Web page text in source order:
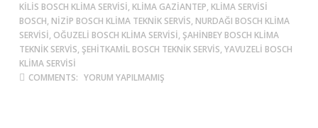
KILIS BOSCH KLIMA SERVISI, KLIMA GAZIANTEP, KLIMA SERVISI
BOSCH, NIZIP BOSCH KLIMA TEKNIK SERVIS, NURDAĞI BOSCH KLIMA
SERVISI, OĞUZELI BOSCH KLIMA SERVISI, ŞAHINBEY BOSCH KLIMA
TEKNIK SERVIS, ŞEHITKAMIL BOSCH TEKNIK SERVIS, YAVUZELI BOSCH
KLIMA SERVISI
COMMENTS: YORUM YAPILMAMIŞ